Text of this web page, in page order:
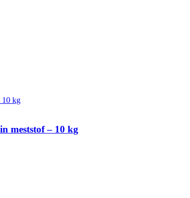
meststof – 10 kg